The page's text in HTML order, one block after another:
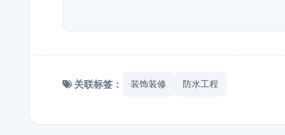
关联标签： 装饰装修 防水工程